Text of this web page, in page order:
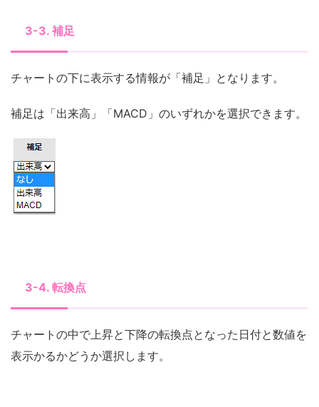
3-3. 補足
チャートの下に表示する情報が「補足」となります。
補足は「出来高」「MACD」のいずれかを選択できます。
3-4. 転換点
チャートの中で上昇と下降の転換点となった日付と数値を
表示かるかどうか選択します。